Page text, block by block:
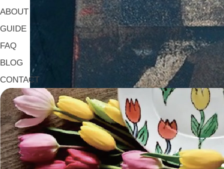
ABOUT
GUIDE
FAQ
BLOG
CONTACT